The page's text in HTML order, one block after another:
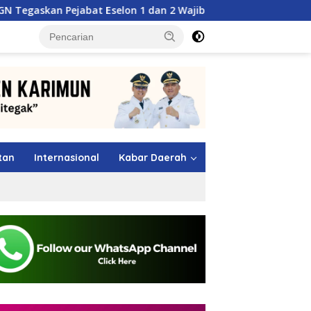
Eselon 1 dan 2 Wajib Berkarya di Daerah, Bukan Menumpuk
Internasional Kabar Daerah